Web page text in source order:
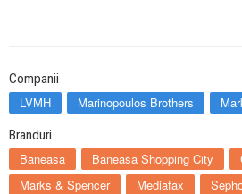
Companii
LVMH Marinopoulos Brothers
Branduri
Baneasa Baneasa Shopping City
Marks & Spencer
Mediafax